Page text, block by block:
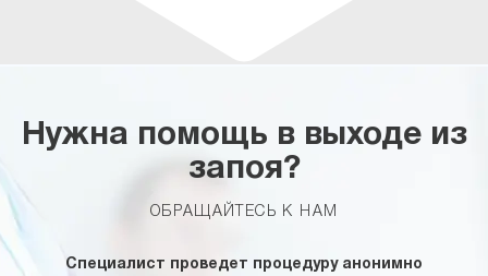
Нужна помощь в выходе из
запоя?
ОБРАЩАЙТЕСЬ К НАМ
Специалист проведет процедуру анонимно